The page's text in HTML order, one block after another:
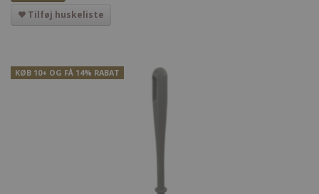
Tilføj huskeliste
KØB 10+ OG FÅ 14% RABAT